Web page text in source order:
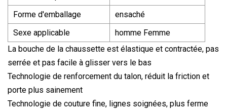
Forme d'emballage
ensaché
Sexe applicable
homme Femme
La bouche de la chaussette est élastique et contractée, pas
serrée et pas facile à glisser vers le bas
Technologie de renforcement du talon, réduit la friction et
porte plus sainement
Technologie de couture fine, lignes soignées, plus ferme